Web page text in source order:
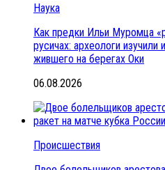
Наука
Как предки Ильи Муромца
русичах: археологи
жившего на берегах Оки
06.08.2026
Происшествия